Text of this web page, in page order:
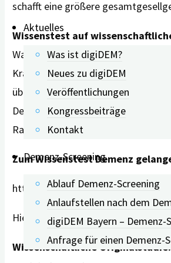
Aktuelles
Was ist digiDEM?
Neues zu digiDEM
Veröffentlichungen
Kongressbeiträge
Kontakt
Demenz-Screening
Ablauf Demenz-Screening
Anlaufstellen nach dem
digiDEM Bayern –
Anfrage für einen Demenz-
schafft eine größere
Wissenstest auf
Washington University in St. Louis,
Krankheitsverlauf. Wer die Fragen
über das Gesamtergebnis. Der
Demenz-Fragebogen möchten wir
Rabas zusammen
Zum Wissenstest Demenz
https://digidem-bayern.de/
Hier können Sie in der Mediathek
Wissenschaftliche Originalstudie: